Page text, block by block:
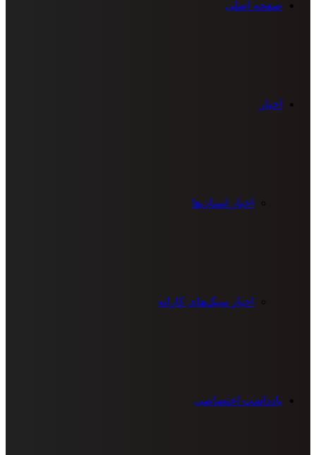
صفحه اصلی
اخبار
اخبار استان‌ها
اخبار سبک‌های کاراته
یادداشت اختصاصی